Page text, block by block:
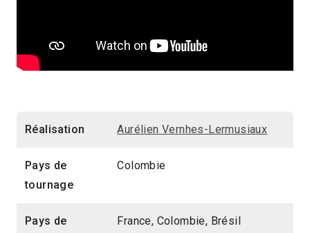
Réalisation Aurélien Vernhes-Lermusiaux
Pays de
tournage
Colombie
Pays de
France, Colombie, Brésil